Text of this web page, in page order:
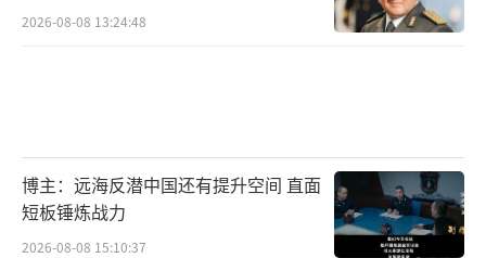
国家面对的是冷冰冰的市场规律——谁是最大买
家，谁就拥有不可忽视的影响力。对许多拉美
国家而言，这个买家，依然是中国。（责任编辑：
2026-08-08 13:24:48
博主：远海反潜中国还有提升空间 直面
短板锤炼战力
2026-08-08 15:10:37